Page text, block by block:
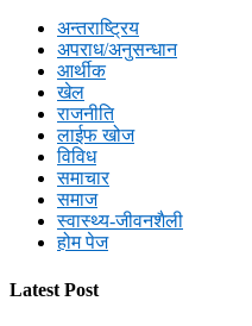
अन्तराष्ट्रिय
अपराध/अनुसन्धान
आर्थीक
खेल
राजनीति
लाईफ खोज
विविध
समाचार
समाज
स्वास्थ्य-जीवनशैली
होम पेज
Latest Post